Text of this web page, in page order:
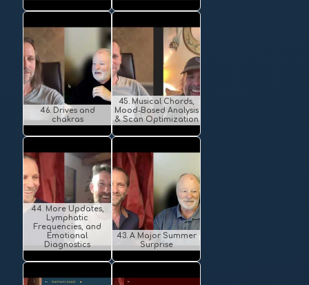
46. Drives and
chakras
45. Musical Chords,
Mood-Based Analysis
& Scan Optimization
44. More Updates,
Lymphatic
Frequencies, and
Emotional
Diagnostics
43. A Major Summer
Surprise